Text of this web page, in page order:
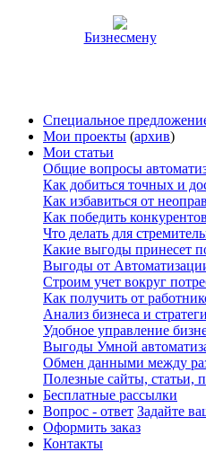
Бизнесмену
Специальное
Мои проекты (архив)
Мои статьи
Общие вопросы
Как добиться точных и
Как избавиться от
Как победить
Что делать для
Какие выгоды принесет
Выгоды от
Строим учет вокруг
Как получить от
Анализ бизнеса и
Удобное управление
Выгоды Умной
Обмен данными между
Полезные сайты, статьи,
Бесплатные рассылки
Вопрос - ответ Задайте
Оформить заказ
Контакты